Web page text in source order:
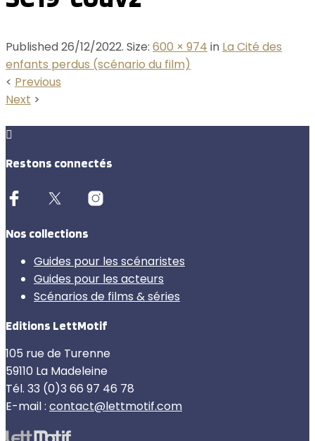
Published26/12/2022. Size: 600 × 974 in La Cité des
enfants perdus (scénario du film)
< Previous
Next >
Restons connectés
Nos collections
Guides pour les scénaristes
Guides pour les acteurs
Scénarios de films & séries
Editions LettMotif
105 rue de Turenne
59110 La Madeleine
Tél. 33 (0)3 66 97 46 78
E-mail : contact@lettmotif.com